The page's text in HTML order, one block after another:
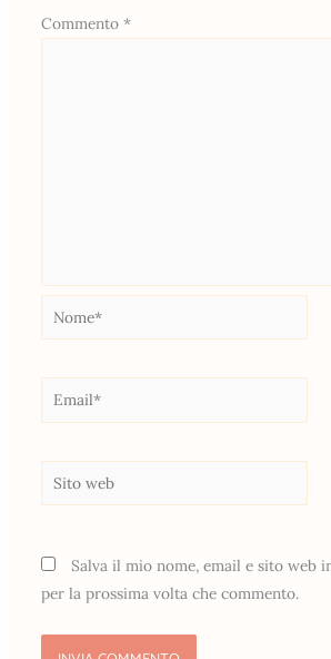
Commento *
Nome*
Email*
web
Salva il mio nome, email e sito web
per la prossima volta che commento.